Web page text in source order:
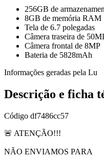
256GB de
8GB de memória RAM
Tela de 6.7 polegadas
Câmera traseira de
Câmera frontal de 8MP
Bateria de 5828mAh
Informações geradas pela Lu
Descrição e ficha
Código df7486cc57
🚨 ATENÇÃO!!!
NÃO ENVIAMOS PARA